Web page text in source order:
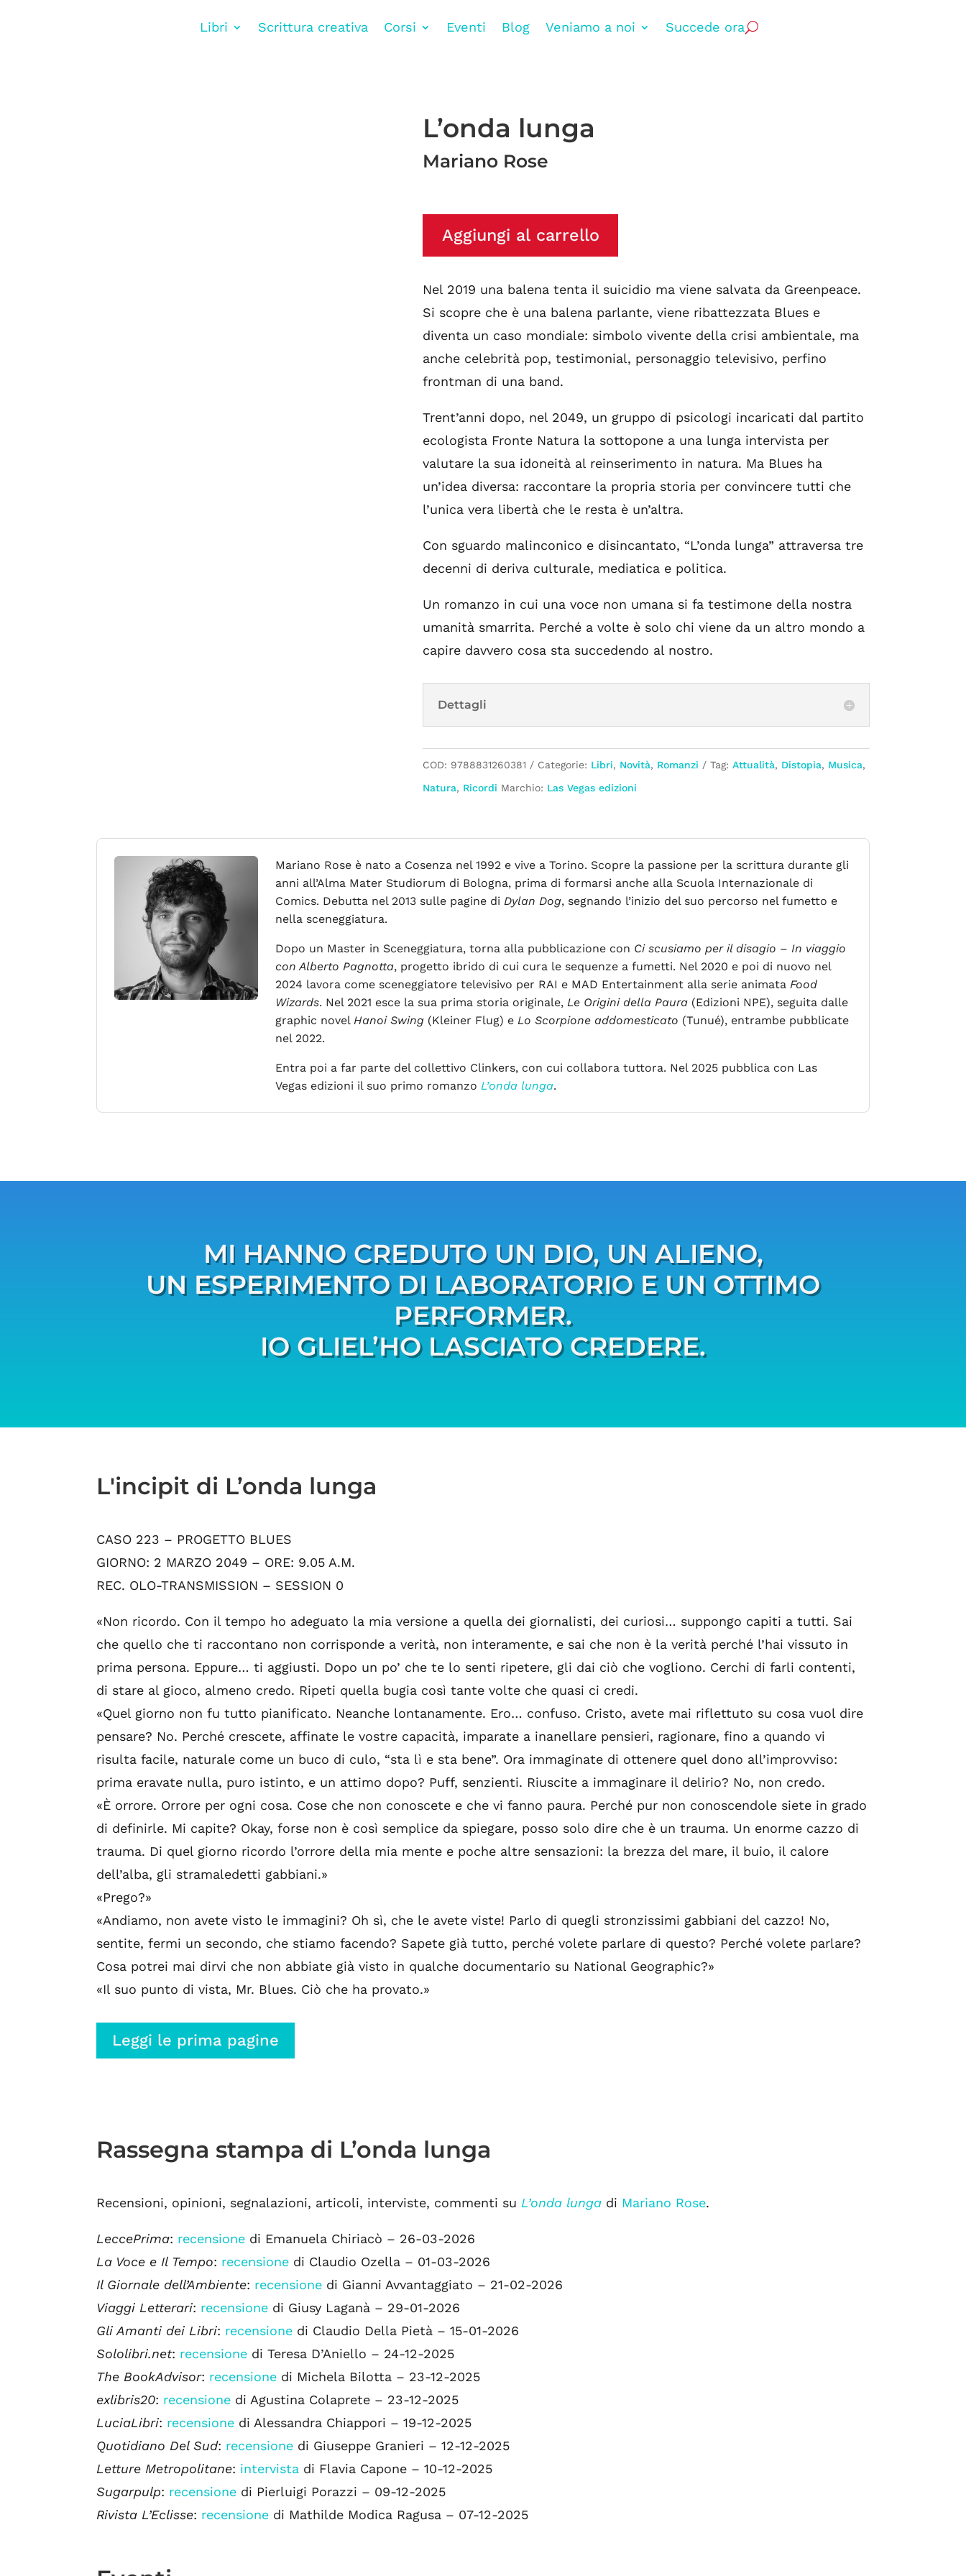
Libri Scrittura creativa Corsi Eventi Blog Veniamo a noi Succede ora
L’onda lunga
Mariano Rose
Aggiungi al carrello
Nel 2019 una balena tenta il suicidio ma viene salvata da Greenpeace.
Si scopre che è una balena parlante, viene ribattezzata Blues e
diventa un caso mondiale: simbolo vivente della crisi ambientale, ma
anche celebrità pop, testimonial, personaggio televisivo, perfino
frontman di una band.
Trent’anni dopo, nel 2049, un gruppo di psicologi incaricati dal partito
ecologista Fronte Natura la sottopone a una lunga intervista per
valutare la sua idoneità al reinserimento in natura. Ma Blues ha
un’idea diversa: raccontare la propria storia per convincere tutti che
l’unica vera libertà che le resta è un’altra.
Con sguardo malinconico e disincantato, “L’onda lunga” attraversa tre
decenni di deriva culturale, mediatica e politica.
Un romanzo in cui una voce non umana si fa testimone della nostra
umanità smarrita. Perché a volte è solo chi viene da un altro mondo a
capire davvero cosa sta succedendo al nostro.
Dettagli
COD: 9788831260381 Categorie: Libri, Novità, Romanzi Tag:Attualità, Distopia, Musica,
Natura, Ricordi Marchio: Las Vegas edizioni
Mariano Rose è nato a Cosenza nel 1992 e vive a Torino. Scopre la passione per la scrittura durante gli
anni all’Alma Mater Studiorum di Bologna, prima di formarsi anche alla Scuola Internazionale di
Comics. Debutta nel 2013 sulle pagine di Dylan Dog, segnando l’inizio del suo percorso nel fumetto e
nella sceneggiatura.
Dopo un Master in Sceneggiatura, torna alla pubblicazione con Ci scusiamo per il disagio – In viaggio
con Alberto Pagnotta, progetto ibrido di cui cura le sequenze a fumetti. Nel 2020 e poi di nuovo nel
2024 lavora come sceneggiatore televisivo per RAI e MAD Entertainment alla serie animata Food
Wizards. Nel 2021 esce la sua prima storia originale, Le Origini della Paura (Edizioni NPE), seguita dalle
graphic novel Hanoi Swing (Kleiner Flug) e Lo Scorpione addomesticato (Tunué), entrambe pubblicate
nel 2022.
Entra poi a far parte del collettivo Clinkers, con cui collabora tuttora. Nel 2025 pubblica con Las
Vegas edizioni il suo primo romanzo L’onda lunga.
MI HANNO CREDUTO UN DIO, UN ALIENO,
UN ESPERIMENTO DI LABORATORIO E UN OTTIMO
PERFORMER.
IO GLIEL’HO LASCIATO CREDERE.
L'incipit di L’onda lunga
CASO 223 – PROGETTO BLUES
GIORNO: 2 MARZO 2049 – ORE: 9.05 A.M.
REC. OLO-TRANSMISSION – SESSION 0
«Non ricordo. Con il tempo ho adeguato la mia versione a quella dei giornalisti, dei curiosi… suppongo capiti a tutti. Sai
che quello che ti raccontano non corrisponde a verità, non interamente, e sai che non è la verità perché l’hai vissuto in
prima persona. Eppure… ti aggiusti. Dopo un po’ che te lo senti ripetere, gli dai ciò che vogliono. Cerchi di farli contenti,
di stare al gioco, almeno credo. Ripeti quella bugia così tante volte che quasi ci credi.
«Quel giorno non fu tutto pianificato. Neanche lontanamente. Ero… confuso. Cristo, avete mai riflettuto su cosa vuol dire
pensare? No. Perché crescete, affinate le vostre capacità, imparate a inanellare pensieri, ragionare, fino a quando vi
risulta facile, naturale come un buco di culo, “sta lì e sta bene”. Ora immaginate di ottenere quel dono all’improvviso:
prima eravate nulla, puro istinto, e un attimo dopo? Puff, senzienti. Riuscite a immaginare il delirio? No, non credo.
«È orrore. Orrore per ogni cosa. Cose che non conoscete e che vi fanno paura. Perché pur non conoscendole siete in grado
di deﬁnirle. Mi capite? Okay, forse non è così semplice da spiegare, posso solo dire che è un trauma. Un enorme cazzo di
trauma. Di quel giorno ricordo l’orrore della mia mente e poche altre sensazioni: la brezza del mare, il buio, il calore
dell’alba, gli stramaledetti gabbiani.»
«Prego?»
«Andiamo, non avete visto le immagini? Oh sì, che le avete viste! Parlo di quegli stronzissimi gabbiani del cazzo! No,
sentite, fermi un secondo, che stiamo facendo? Sapete già tutto, perché volete parlare di questo? Perché volete parlare?
Cosa potrei mai dirvi che non abbiate già visto in qualche documentario su National Geographic?»
«Il suo punto di vista, Mr. Blues. Ciò che ha provato.»
Leggi le prima pagine
Rassegna stampa di L’onda lunga
Recensioni, opinioni, segnalazioni, articoli, interviste, commenti su L’onda lunga di Mariano Rose.
LeccePrima: recensione di Emanuela Chiriacò – 26-03-2026
La Voce e Il Tempo: recensione di Claudio Ozella – 01-03-2026
Il Giornale dell’Ambiente: recensione di Gianni Avvantaggiato – 21-02-2026
Viaggi Letterari: recensione di Giusy Laganà – 29-01-2026
Gli Amanti dei Libri: recensione di Claudio Della Pietà – 15-01-2026
Sololibri.net: recensione di Teresa D’Aniello – 24-12-2025
The BookAdvisor: recensione di Michela Bilotta – 23-12-2025
exlibris20: recensione di Agustina Colaprete – 23-12-2025
LuciaLibri: recensione di Alessandra Chiappori – 19-12-2025
Quotidiano Del Sud: recensione di Giuseppe Granieri – 12-12-2025
Letture Metropolitane: intervista di Flavia Capone – 10-12-2025
Sugarpulp: recensione di Pierluigi Porazzi – 09-12-2025
Rivista L’Eclisse: recensione di Mathilde Modica Ragusa – 07-12-2025